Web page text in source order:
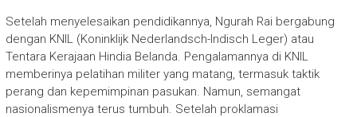
Setelah menyelesaikan pendidikannya, Ngurah Rai bergabung
dengan KNIL (Koninklijk Nederlandsch-Indisch Leger) atau
Tentara Kerajaan Hindia Belanda. Pengalamannya di KNIL
memberinya pelatihan militer yang matang, termasuk taktik
perang dan kepemimpinan pasukan. Namun, semangat
nasionalismenya terus tumbuh. Setelah proklamasi